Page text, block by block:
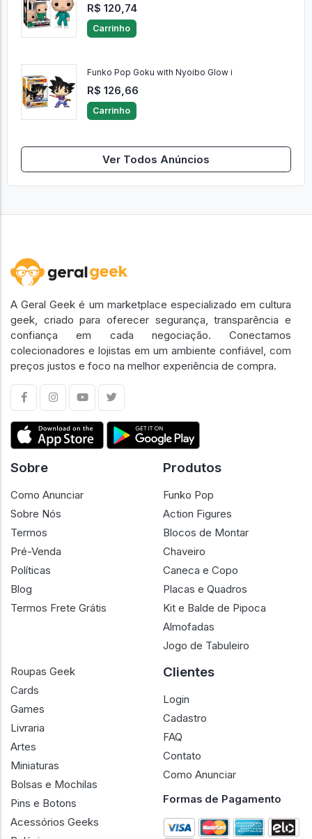
R$ 120,74
Carrinho
Funko Pop Goku with Nyoibo Glow i
R$ 126,66
Carrinho
Ver Todos Anúncios
A Geral Geek é um marketplace especializado em cultura
geek, criado para oferecer segurança, transparência e
confiança em cada negociação. Conectamos
colecionadores e lojistas em um ambiente confiável, com
preços justos e foco na melhor experiência de compra.
Sobre
Como Anunciar
Sobre Nós
Termos
Pré-Venda
Políticas
Blog
Termos Frete Grátis
Produtos
Funko Pop
Action Figures
Blocos de Montar
Chaveiro
Caneca e Copo
Placas e Quadros
Kit e Balde de Pipoca
Almofadas
Jogo de Tabuleiro
Roupas Geek
Cards
Games
Livraria
Artes
Miniaturas
Bolsas e Mochilas
Pins e Botons
Acessórios Geeks
Clientes
Login
Cadastro
FAQ
Contato
Como Anunciar
Formas de Pagamento